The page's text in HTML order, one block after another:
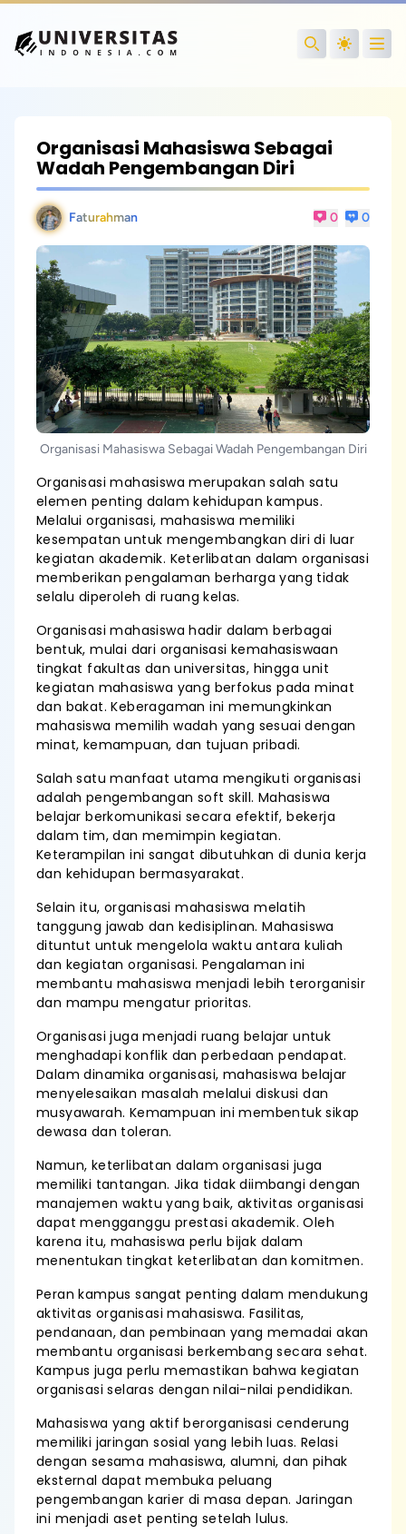
Search
Organisasi Mahasiswa Sebagai
Wadah Pengembangan Diri
Faturahman 0 0
Organisasi Mahasiswa Sebagai Wadah Pengembangan Diri
Organisasi mahasiswa merupakan salah satu
elemen penting dalam kehidupan kampus.
Melalui organisasi, mahasiswa memiliki
kesempatan untuk mengembangkan diri di luar
kegiatan akademik. Keterlibatan dalam organisasi
memberikan pengalaman berharga yang tidak
selalu diperoleh di ruang kelas.
Organisasi mahasiswa hadir dalam berbagai
bentuk, mulai dari organisasi kemahasiswaan
tingkat fakultas dan universitas, hingga unit
kegiatan mahasiswa yang berfokus pada minat
dan bakat. Keberagaman ini memungkinkan
mahasiswa memilih wadah yang sesuai dengan
minat, kemampuan, dan tujuan pribadi.
Salah satu manfaat utama mengikuti organisasi
adalah pengembangan soft skill. Mahasiswa
belajar berkomunikasi secara efektif, bekerja
dalam tim, dan memimpin kegiatan.
Keterampilan ini sangat dibutuhkan di dunia kerja
dan kehidupan bermasyarakat.
Selain itu, organisasi mahasiswa melatih
tanggung jawab dan kedisiplinan. Mahasiswa
dituntut untuk mengelola waktu antara kuliah
dan kegiatan organisasi. Pengalaman ini
membantu mahasiswa menjadi lebih terorganisir
dan mampu mengatur prioritas.
Organisasi juga menjadi ruang belajar untuk
menghadapi konflik dan perbedaan pendapat.
Dalam dinamika organisasi, mahasiswa belajar
menyelesaikan masalah melalui diskusi dan
musyawarah. Kemampuan ini membentuk sikap
dewasa dan toleran.
Namun, keterlibatan dalam organisasi juga
memiliki tantangan. Jika tidak diimbangi dengan
manajemen waktu yang baik, aktivitas organisasi
dapat mengganggu prestasi akademik. Oleh
karena itu, mahasiswa perlu bijak dalam
menentukan tingkat keterlibatan dan komitmen.
Peran kampus sangat penting dalam mendukung
aktivitas organisasi mahasiswa. Fasilitas,
pendanaan, dan pembinaan yang memadai akan
membantu organisasi berkembang secara sehat.
Kampus juga perlu memastikan bahwa kegiatan
organisasi selaras dengan nilai-nilai pendidikan.
Mahasiswa yang aktif berorganisasi cenderung
memiliki jaringan sosial yang lebih luas. Relasi
dengan sesama mahasiswa, alumni, dan pihak
eksternal dapat membuka peluang
pengembangan karier di masa depan. Jaringan
ini menjadi aset penting setelah lulus.